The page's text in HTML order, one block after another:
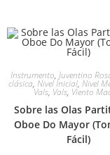
Instrumento, Juventino
clásica, Nivel Inicial, Nivel
Vals, Vals, Viento
Sobre las Olas
Oboe Do Mayor
Fácil)